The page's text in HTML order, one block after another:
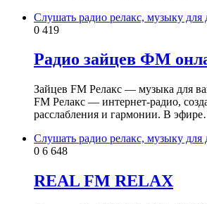
Слушать радио релакс, музыку для
0 419
Радио зайцев ФМ
Зайцев FM Релакс — музыка для
FM Релакс — интернет‑радио,
расслабления и гармонии. В
Слушать радио релакс, музыку для
0 6 648
REAL FM RELAX